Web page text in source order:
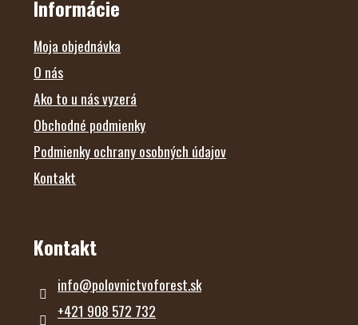
Informácie
Moja objednávka
O nás
Ako to u nás vyzerá
Obchodné podmienky
Podmienky ochrany osobných údajov
Kontakt
Kontakt
info@polovnictvoforest.sk
+421 908 572 732